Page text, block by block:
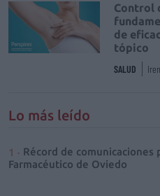
Control
de
tópico
SALUD
Lo más leído
Récord de comunicaciones
Farmacéutico de Oviedo